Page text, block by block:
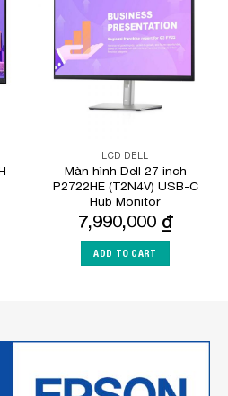
Wishlist
LCD DELL
Màn hình Dell 27 inch
P2722HE (T2N4V) USB-C
Hub Monitor
7,990,000 ₫
ADD TO CART